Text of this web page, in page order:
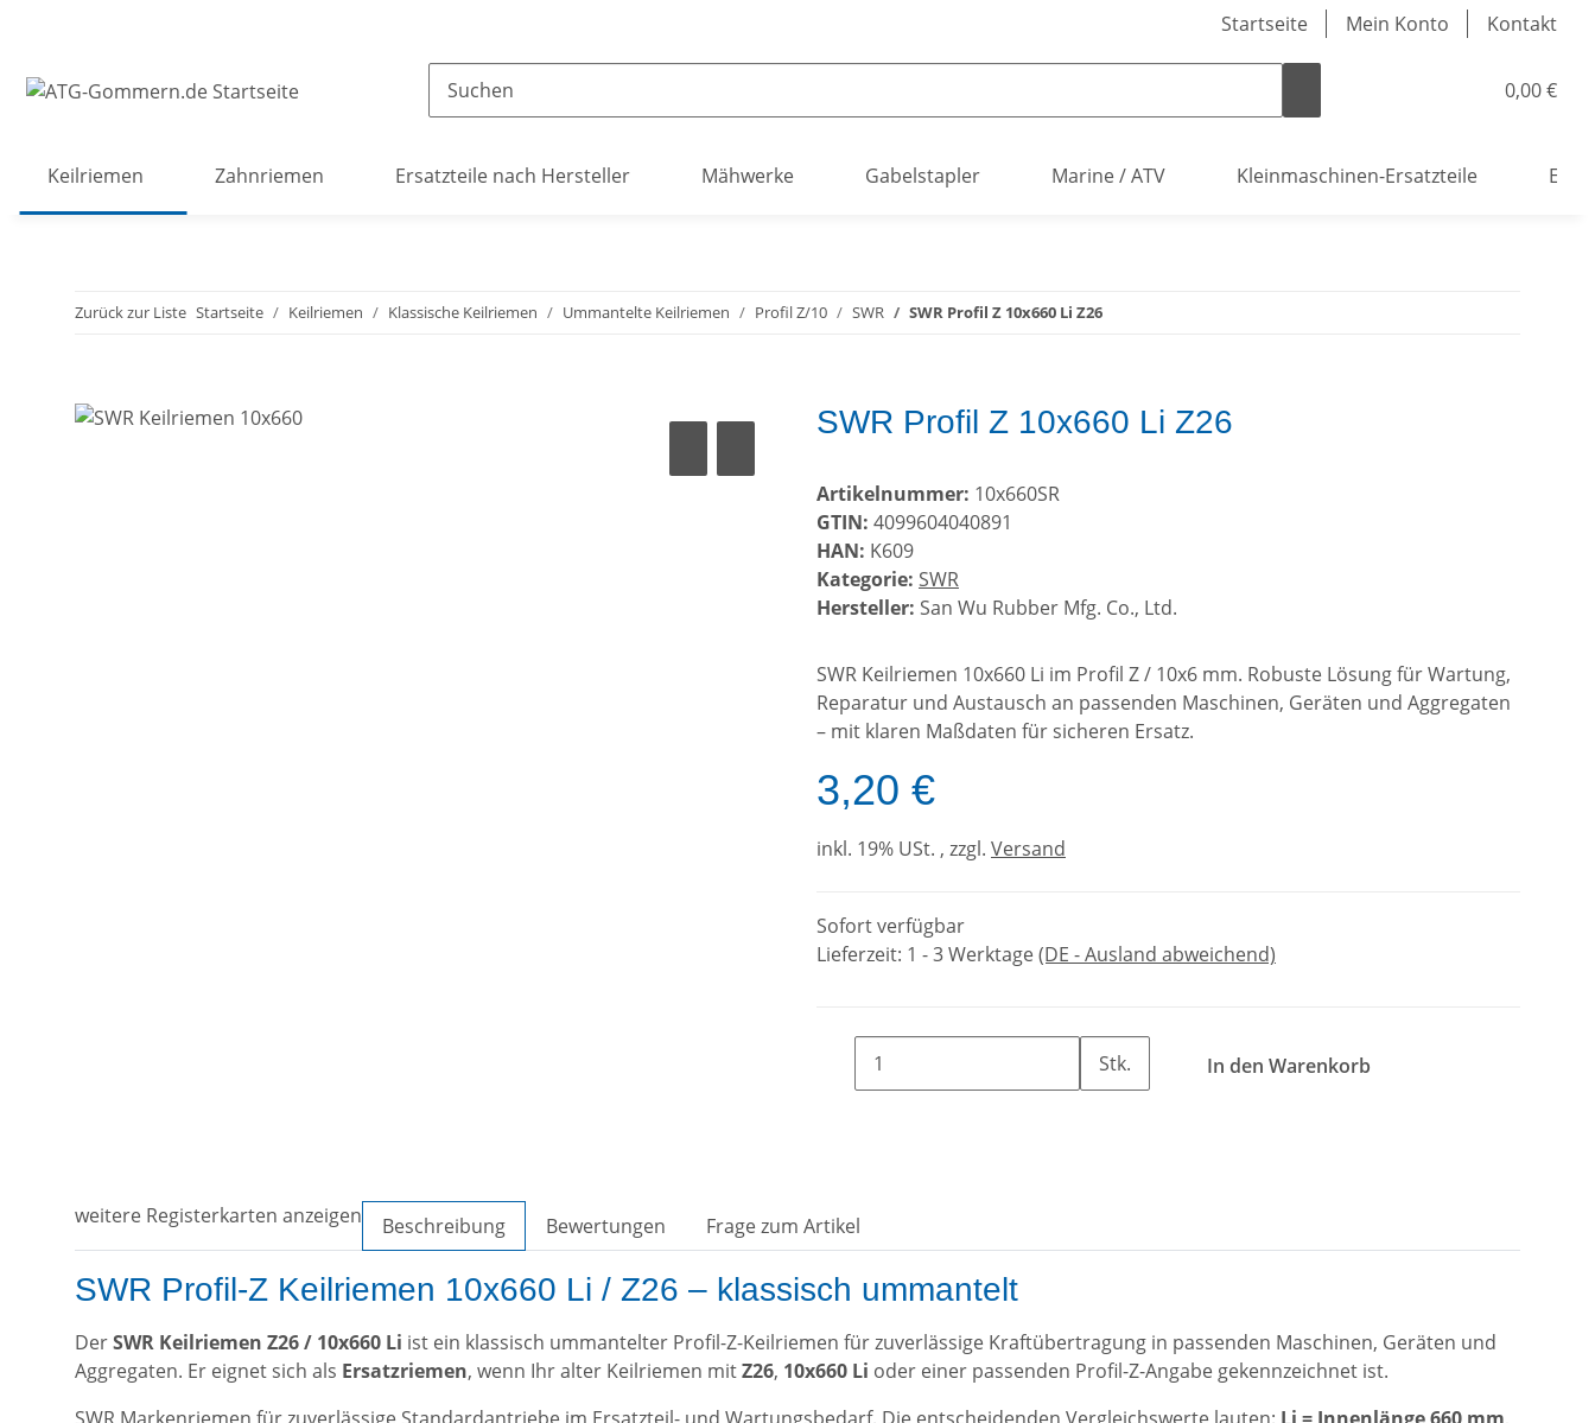
Startseite Mein Konto Kontakt
0,00 €
Keilriemen Zahnriemen Ersatzteile nach Hersteller Mähwerke Gabelstapler Marine / ATV Kleinmaschinen-Ersatzteile
Zurück zur Liste Startseite Keilriemen Klassische Keilriemen Ummantelte Keilriemen Profil Z/10 SWR SWR Profil Z 10x660 Li Z26
SWR Profil Z 10x660 Li Z26
Artikelnummer: 10x660SR
GTIN: 4099604040891
HAN: K609
Kategorie: SWR
Hersteller: San Wu Rubber Mfg. Co., Ltd.
SWR Keilriemen 10x660 Li im Profil Z / 10x6 mm. Robuste Lösung für Wartung,
Reparatur und Austausch an passenden Maschinen, Geräten und Aggregaten
– mit klaren Maßdaten für sicheren Ersatz.
3,20 €
inkl. 19% USt. , zzgl. Versand
Sofort verfügbar
Lieferzeit: 1 - 3 Werktage(DE - Ausland abweichend)
Stk. In den Warenkorb
weitere Registerkarten anzeigen Beschreibung Bewertungen Frage zum Artikel
SWR Profil-Z Keilriemen 10x660 Li / Z26 – klassisch ummantelt
DerSWR Keilriemen Z26 / 10x660 Li ist ein klassisch ummantelter Profil-Z-Keilriemen für zuverlässige Kraftübertragung in passenden Maschinen, Geräten und
Aggregaten. Er eignet sich als Ersatzriemen, wenn Ihr alter Keilriemen mitZ26, 10x660 Li oder einer passenden Profil-Z-Angabe gekennzeichnet ist.